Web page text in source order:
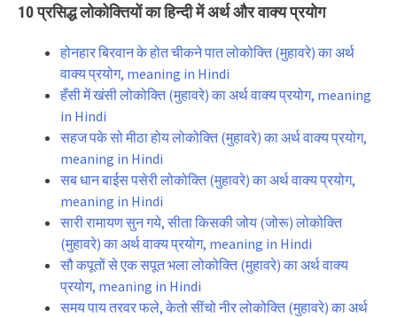
10 प्रसिद्ध लोकोक्तियों का हिन्दी में अर्थ और वाक्य प्रयोग
होनहार बिरवान के होत चीकने पात लोकोक्ति (मुहावरे) का अर्थ
वाक्य प्रयोग, meaning in Hindi
हँसी में खंसी लोकोक्ति (मुहावरे) का अर्थ वाक्य प्रयोग, meaning
in Hindi
सहज पके सो मीठा होय लोकोक्ति (मुहावरे) का अर्थ वाक्य प्रयोग,
meaning in Hindi
सब धान बाईस पसेरी लोकोक्ति (मुहावरे) का अर्थ वाक्य प्रयोग,
meaning in Hindi
सारी रामायण सुन गये, सीता किसकी जोय (जोरू) लोकोक्ति
(मुहावरे) का अर्थ वाक्य प्रयोग, meaning in Hindi
सौ कपूतों से एक सपूत भला लोकोक्ति (मुहावरे) का अर्थ वाक्य
प्रयोग, meaning in Hindi
समय पाय तरवर फले, केतो सींचो नीर लोकोक्ति (मुहावरे) का अर्थ